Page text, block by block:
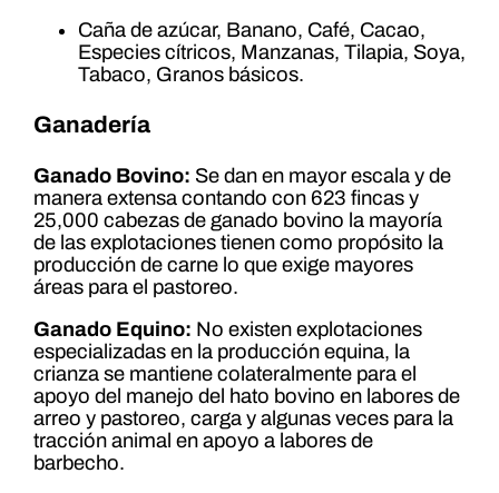
Caña de azúcar, Banano, Café, Cacao,
Especies cítricos, Manzanas, Tilapia, Soya,
Tabaco, Granos básicos.
Ganadería
Ganado Bovino: Se dan en mayor escala y de
manera extensa contando con 623 fincas y
25,000 cabezas de ganado bovino la mayoría
de las explotaciones tienen como propósito la
producción de carne lo que exige mayores
áreas para el pastoreo.
Ganado Equino: No existen explotaciones
especializadas en la producción equina, la
crianza se mantiene colateralmente para el
apoyo del manejo del hato bovino en labores de
arreo y pastoreo, carga y algunas veces para la
tracción animal en apoyo a labores de
barbecho.